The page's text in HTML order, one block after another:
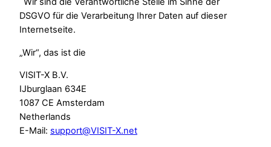
DSGVO für die Verarbeitung Ihrer Daten auf dieser
Internetseite.
„Wir“, das ist die
VISIT-X B.V.
IJburglaan 634E
1087 CE Amsterdam
Netherlands
E-Mail: support@VISIT-X.net